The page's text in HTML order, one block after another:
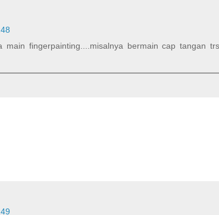
fingerpainting....misalnya bermain cap tangan